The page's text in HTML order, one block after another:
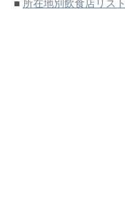
■ 所在地別飲食店リス